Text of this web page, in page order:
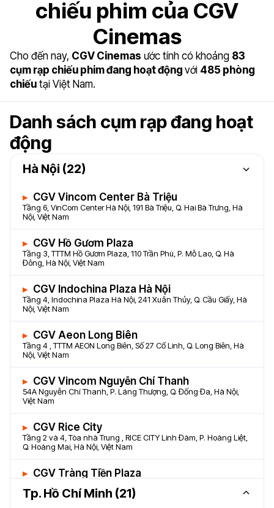
chiếu phim của CGV
Cinemas
Cho đến nay, CGV Cinemas ước tính có khoảng 83
cụm rạp chiếu phim đang hoạt động với 485 phòng
chiếu tại Việt Nam.
Danh sách cụm rạp đang hoạt
động
Hà Nội (22)
CGV Vincom Center Bà Triệu
Tầng 6, VinCom Center Hà Nội, 191 Bà Triệu, Q. Hai Bà Trưng, Hà
Nội, Việt Nam
CGV Hồ Gươm Plaza
Tầng 3, TTTM Hồ Gươm Plaza, 110 Trần Phú, P. Mỗ Lao, Q. Hà
Đông, Hà Nội, Việt Nam
CGV Indochina Plaza Hà Nội
Tầng 4, Indochina Plaza Hà Nội, 241 Xuân Thủy, Q. Cầu Giấy, Hà
Nội, Việt Nam
CGV Aeon Long Biên
Tầng 4 , TTTM AEON Long Biên, Số 27 Cổ Linh, Q. Long Biên, Hà
Nội, Việt Nam
CGV Vincom Nguyễn Chí Thanh
54A Nguyễn Chí Thanh, P. Láng Thượng, Q. Đống Đa, Hà Nội,
Việt Nam
CGV Rice City
Tầng 2 và 4, Tòa nhà Trung , RICE CITY Linh Đàm, P. Hoàng Liệt,
Q. Hoàng Mai, Hà Nội, Việt Nam
CGV Tràng Tiền Plaza
Nam
Tp. Hồ Chí Minh (21)